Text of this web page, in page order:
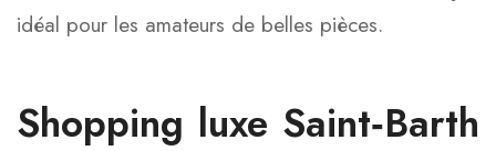
idéal pour les amateurs de belles pièces.
Shopping luxe Saint‑Barth